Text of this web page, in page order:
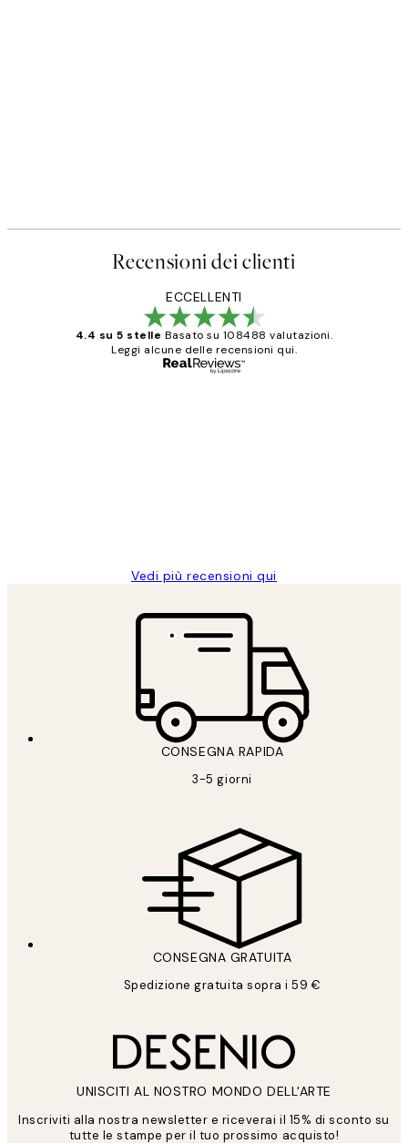
Recensioni dei clienti
ECCELLENTI
4.4 su 5 stelle Basato su 108488 valutazioni.
Leggi alcune delle recensioni qui.
Vedi più recensioni qui
CONSEGNA RAPIDA
3-5 giorni
CONSEGNA GRATUITA
Spedizione gratuita sopra i 59 €
UNISCITI AL NOSTRO MONDO DELL'ARTE
Inscriviti alla nostra newsletter e riceverai il 15% di sconto su
tutte le stampe per il tuo prossimo acquisto!